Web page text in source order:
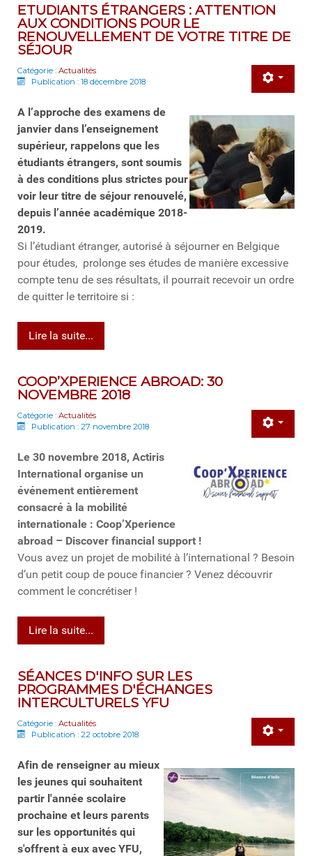
ETUDIANTS ÉTRANGERS : ATTENTION
AUX CONDITIONS POUR LE
RENOUVELLEMENT DE VOTRE TITRE DE
SÉJOUR
Catégorie : Actualités
Publication : 18 décembre 2018
A l’approche des examens de
janvier dans l’enseignement
supérieur, rappelons que les
étudiants étrangers, sont soumis
à des conditions plus strictes pour
voir leur titre de séjour renouvelé,
depuis l’année académique 2018-
2019.
Si l’étudiant étranger, autorisé à séjourner en Belgique
pour études, prolonge ses études de manière excessive
compte tenu de ses résultats, il pourrait recevoir un ordre
de quitter le territoire si :
Lire la suite...
COOP’XPERIENCE ABROAD: 30
NOVEMBRE 2018
Catégorie : Actualités
Publication : 27 novembre 2018
Le 30 novembre 2018, Actiris
International organise un
événement entièrement
consacré à la mobilité
internationale : Coop’Xperience
abroad – Discover financial support !
Vous avez un projet de mobilité à l’international ? Besoin
d’un petit coup de pouce financier ? Venez découvrir
comment le concrétiser !
Lire la suite...
SÉANCES D'INFO SUR LES
PROGRAMMES D'ÉCHANGES
INTERCULTURELS YFU
Catégorie : Actualités
Publication : 22 octobre 2018
Afin de renseigner au mieux
les jeunes qui souhaitent
partir l'année scolaire
prochaine et leurs parents
sur les opportunités qui
s'offrent à eux avec YFU,